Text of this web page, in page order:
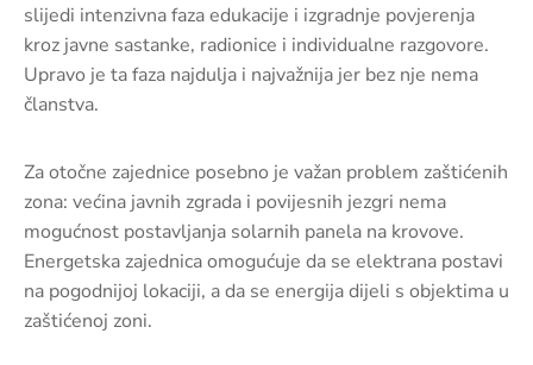
slijedi intenzivna faza edukacije i izgradnje povjerenja
kroz javne sastanke, radionice i individualne razgovore.
Upravo je ta faza najdulja i najvažnija jer bez nje nema
članstva.
Za otočne zajednice posebno je važan problem zaštićenih
zona: većina javnih zgrada i povijesnih jezgri nema
mogućnost postavljanja solarnih panela na krovove.
Energetska zajednica omogućuje da se elektrana postavi
na pogodnijoj lokaciji, a da se energija dijeli s objektima u
zaštićenoj zoni.